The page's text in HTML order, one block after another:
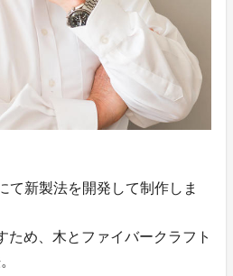
て新製法を開発して制作しま
ため、木とファイバークラフト